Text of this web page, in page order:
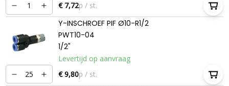
€ 7,72p / st.
Y-INSCHROEF PIF Ø10-R1/2
PWT10-04
1/2"
Levertijd op aanvraag
€ 9,80p / st.